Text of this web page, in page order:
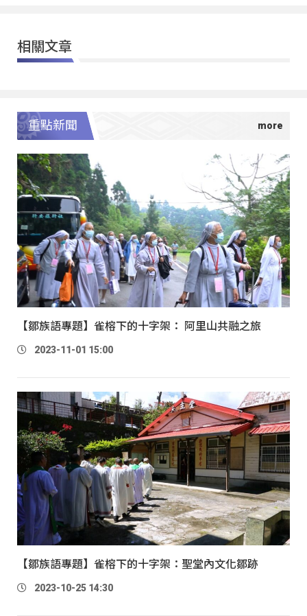
相關文章
重點新聞
【鄒族語專題】雀榕下的十字架： 阿里山共融之旅
2023-11-01 15:00
【鄒族語專題】雀榕下的十字架：聖堂內文化鄒跡
2023-10-25 14:30